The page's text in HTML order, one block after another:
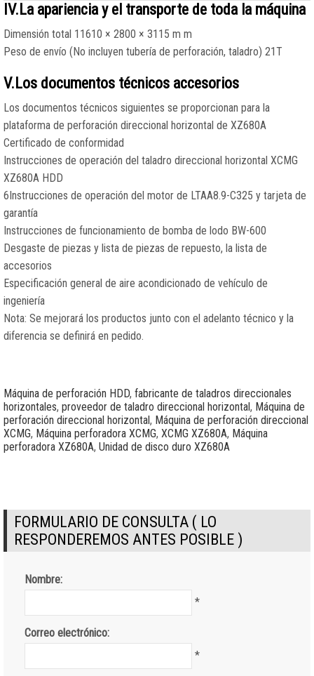
IV.La apariencia y el transporte de toda la máquina
Dimensión total 11610 × 2800 × 3115 m m
Peso de envío (No incluyen tubería de perforación, taladro) 21T
V.Los documentos técnicos accesorios
Los documentos técnicos siguientes se proporcionan para la
plataforma de perforación direccional horizontal de XZ680A
Certificado de conformidad
Instrucciones de operación del taladro direccional horizontal XCMG
XZ680A HDD
6Instrucciones de operación del motor de LTAA8.9-C325 y tarjeta de
garantía
Instrucciones de funcionamiento de bomba de lodo BW-600
Desgaste de piezas y lista de piezas de repuesto, la lista de
accesorios
Especificación general de aire acondicionado de vehículo de
ingeniería
Nota: Se mejorará los productos junto con el adelanto técnico y la
diferencia se definirá en pedido.
Máquina de perforación HDD, fabricante de taladros direccionales
horizontales, proveedor de taladro direccional horizontal, Máquina de
perforación direccional horizontal, Máquina de perforación direccional
XCMG, Máquina perforadora XCMG, XCMG XZ680A, Máquina
perforadora XZ680A, Unidad de disco duro XZ680A
FORMULARIO DE CONSULTA ( LO
RESPONDEREMOS ANTES POSIBLE )
Nombre:
*
Correo electrónico:
*